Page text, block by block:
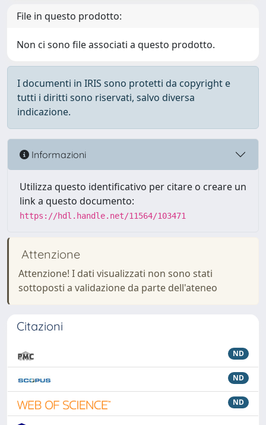
File in questo prodotto:
Non ci sono file associati a questo prodotto.
I documenti in IRIS sono protetti da copyright e
tutti i diritti sono riservati, salvo diversa
indicazione.
Informazioni
Utilizza questo identificativo per citare o creare un
link a questo documento:
https://hdl.handle.net/11564/103471
Attenzione
Attenzione! I dati visualizzati non sono stati
sottoposti a validazione da parte dell'ateneo
Citazioni
ND
ND
ND